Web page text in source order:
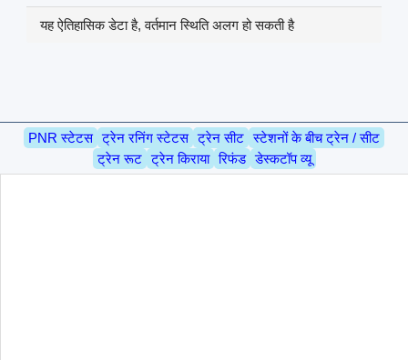
यह ऐतिहासिक डेटा है, वर्तमान स्थिति अलग हो सकती है
PNR स्टेटस ट्रेन रनिंग स्टेटस ट्रेन सीट स्टेशनों के बीच ट्रेन / सीट
ट्रेन रूट ट्रेन किराया रिफंड डेस्कटॉप व्यू